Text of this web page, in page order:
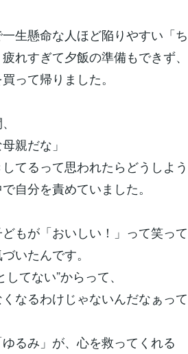
生懸命な人ほど陥りやすい「
れすぎて夕飯の準備もできず、
って帰りました。
親だな」
してるって思われたらどうしよう
自分を責めていました。
もが「おいしい！」って笑って
いたんです。
してない”からって、
なるわけじゃないんだなぁって
るみ」が、心を救ってくれる